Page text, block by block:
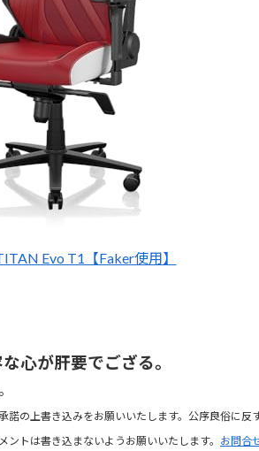
Evo T1【Faker使用】
心が肝要でござる。
の上書き込みをお願いいたします。公序良俗に反
トは書き込まないようお願いいたします。 お問合